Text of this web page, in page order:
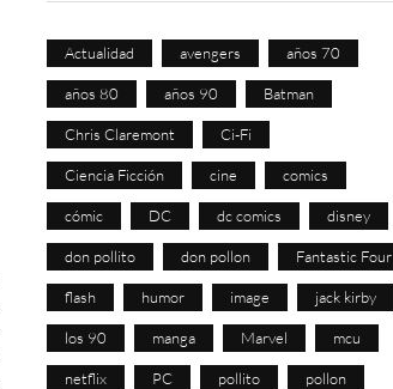
Actualidad avengers años 70
años 80 años 90 Batman
Chris Claremont Ci-Fi
Ciencia Ficción cine comics
cómic DC dc comics disney
don pollito don pollon Fantastic Four
flash humor image jack kirby
los 90 manga Marvel mcu
netflix PC pollito pollon